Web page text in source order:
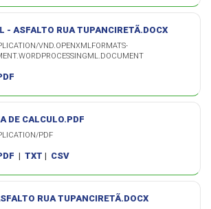
- ASFALTO RUA TUPANCIRETÃ.DOCX
VND.OPENXMLFORMATS-
DE CALCULO.PDF
PDF
| TXT | CSV
RUA TUPANCIRETÃ.DOCX